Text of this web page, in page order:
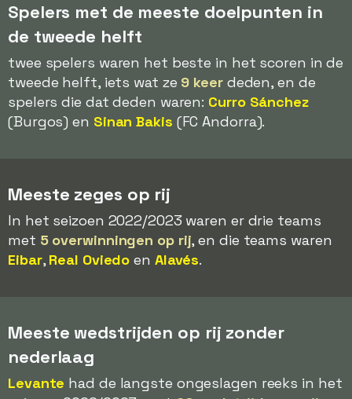
Spelers met de meeste doelpunten in
de tweede helft
twee spelers waren het beste in het scoren in de
tweede helft, iets wat ze 9 keerdeden, en de
spelers die dat deden waren: Curro Sánchez
(Burgos) en Sinan Bakis (FC Andorra).
Meeste zeges op rij
In het seizoen 2022/2023 waren er drie teams
met 5 overwinningen op rij, en die teams waren
Eibar, Real Oviedo en Alavés.
Meeste wedstrijden op rij zonder
nederlaag
Levante had de langste ongeslagen reeks in het